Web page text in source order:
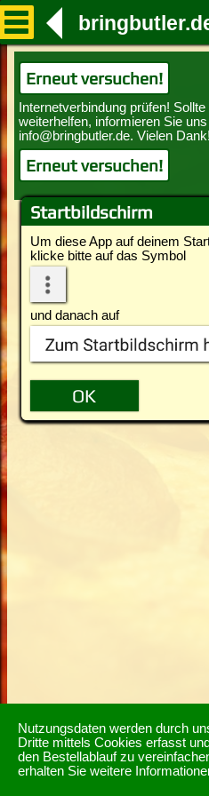
Nutzungsdaten werden durch
Dritte mittels Cookies erfasst
den Bestellablauf zu
erhalten Sie weitere
Startbildschirm
Um diese App auf deinem
klicke bitte auf das Symbol
und danach auf
Erneut versuchen!
Erneut versuchen!